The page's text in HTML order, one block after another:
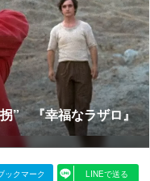
” 『幸福なラザロ』
ックマーク LINEで送る